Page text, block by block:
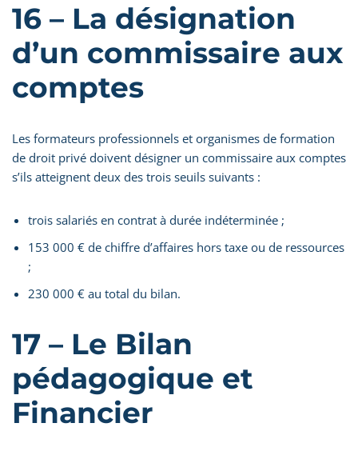
16 – La désignation
d’un commissaire aux
comptes
Les formateurs professionnels et organismes de formation
de droit privé doivent désigner un commissaire aux comptes
s’ils atteignent deux des trois seuils suivants :
trois salariés en contrat à durée indéterminée ;
153 000 € de chiffre d’affaires hors taxe ou de ressources
;
230 000 € au total du bilan.
17 – Le Bilan
pédagogique et
Financier